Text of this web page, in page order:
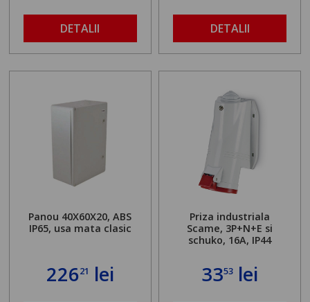
DETALII DETALII
Panou 40X60X20, ABS
IP65, usa mata clasic
22621 lei
Priza industriala
Scame, 3P+N+E si
schuko, 16A, IP44
3353 lei